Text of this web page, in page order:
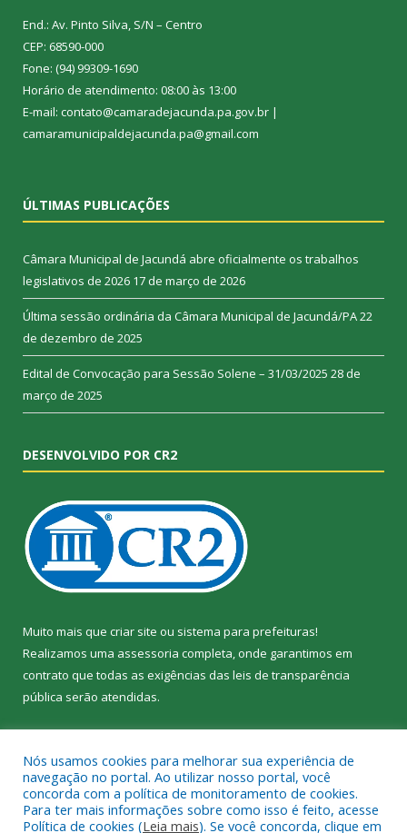
End.: Av. Pinto Silva, S/N – Centro
CEP: 68590-000
Fone: (94) 99309-1690
Horário de atendimento: 08:00 às 13:00
E-mail: contato@camaradejacunda.pa.gov.br |
camaramunicipaldejacunda.pa@gmail.com
ÚLTIMAS PUBLICAÇÕES
Câmara Municipal de Jacundá abre oficialmente os trabalhos
legislativos de 2026 17 de março de 2026
Última sessão ordinária da Câmara Municipal de Jacundá/PA22
de dezembro de 2025
Edital de Convocação para Sessão Solene – 31/03/2025 28 de
março de 2025
DESENVOLVIDO POR CR2
Muito mais que criar site ou sistema para prefeituras!
Realizamos uma assessoria completa, onde garantimos em
contrato que todas as exigências das leis de transparência
pública serão atendidas.
Nós usamos cookies para melhorar sua experiência de
navegação no portal. Ao utilizar nosso portal, você
concorda com a política de monitoramento de cookies.
Para ter mais informações sobre como isso é feito, acesse
Política de cookies (Leia mais). Se você concorda, clique em